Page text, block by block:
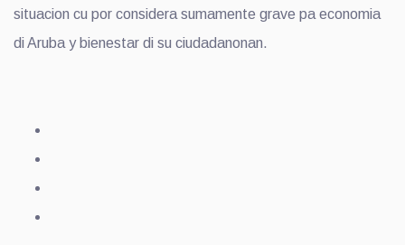
situacion cu por considera sumamente grave pa economia
di Aruba y bienestar di su ciudadanonan.